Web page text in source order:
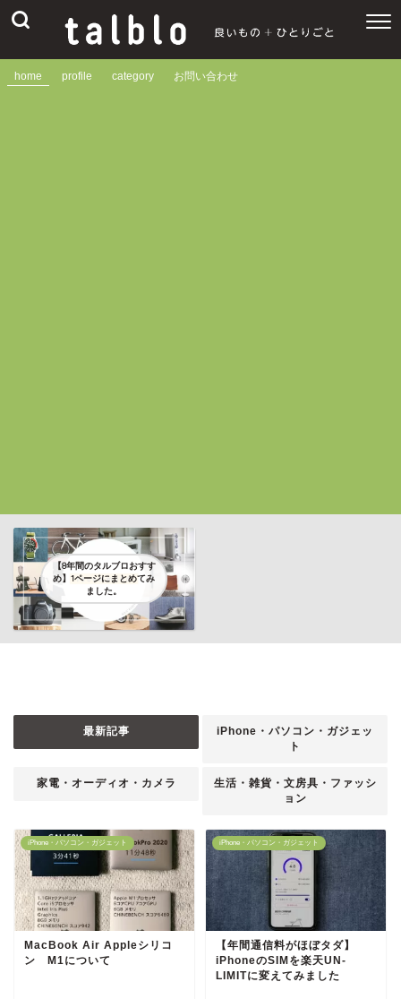
home profile category お問い合わせ
【8年間のタルブロおすす
め】1ページにまとめてみ
ました。
最新記事
iPhone・パソコン・ガジェッ
ト
家電・オーディオ・カメラ
生活・雑貨・文房具・ファッシ
ョン
iPhone・パソコン・ガジェット
MacBook Air Appleシリコ
ン M1について
iPhone・パソコン・ガジェット
【年間通信料がほぼタダ】
iPhoneのSIMを楽天UN-
LIMITに変えてみました